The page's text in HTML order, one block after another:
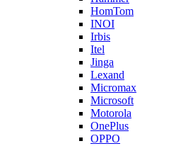
HomTom
INOI
Irbis
Itel
Jinga
Lexand
Micromax
Microsoft
Motorola
OnePlus
OPPO